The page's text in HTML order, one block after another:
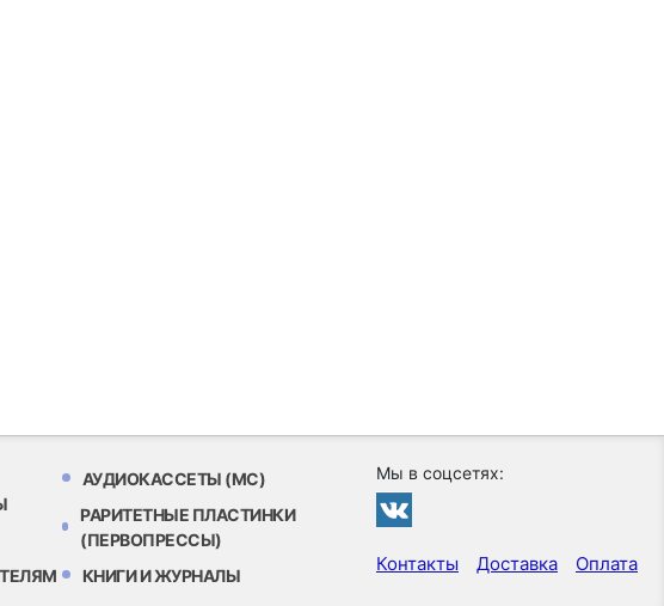
АУДИОКАССЕТЫ (MC)
РАРИТЕТНЫЕ ПЛАСТИНКИ
(ПЕРВОПРЕССЫ)
КНИГИ И ЖУРНАЛЫ
Мы в соцсетях:
Контакты Доставка Оплата